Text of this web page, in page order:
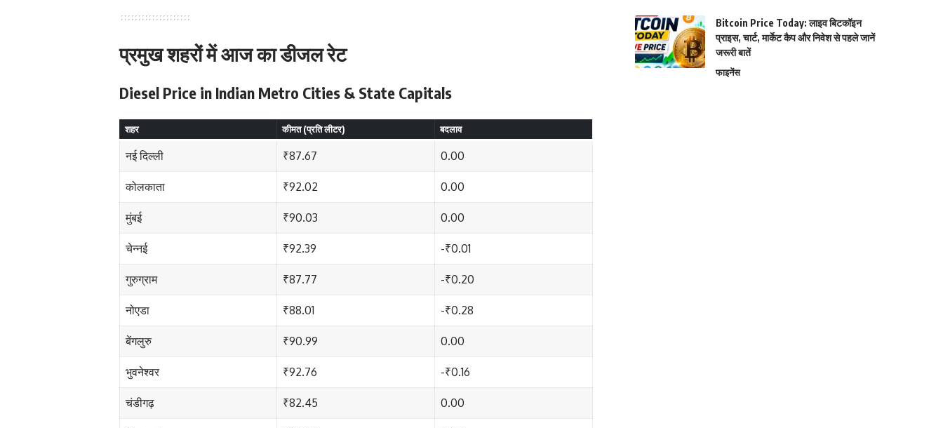
प्रमुख शहरों में आज का डीजल रेट
Diesel Price in Indian Metro Cities & State Capitals
शहर कीमत (प्रति लीटर) बदलाव
नई दिल्ली ₹87.67 0.00
कोलकाता ₹92.02 0.00
मुंबई ₹90.03 0.00
चेन्नई ₹92.39 -₹0.01
गुरुग्राम ₹87.77 -₹0.20
नोएडा ₹88.01 -₹0.28
बेंगलुरु ₹90.99 0.00
भुवनेश्वर ₹92.76 -₹0.16
चंडीगढ़ ₹82.45 0.00
Bitcoin Price Today: लाइव बिटकॉइन
प्राइस, चार्ट, मार्केट कैप और निवेश से पहले जानें
जरूरी बातें
फाइनेंस